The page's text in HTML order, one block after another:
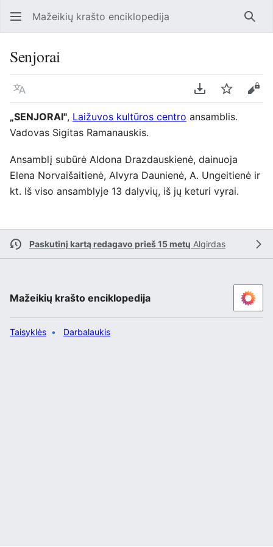
Mažeikių krašto enciklopedija
Senjorai
Kalba Parsisiųsti kaip
Stebėti
„SENJORAI", Laižuvos kultūros centro ansamblis.
Vadovas Sigitas Ramanauskis.
Ansamblį subūrė Aldona Drazdauskienė, dainuoja
Elena Norvaišaitienė, Alvyra Daunienė, A. Ungeitienė ir
kt. Iš viso ansamblyje 13 dalyvių, iš jų keturi vyrai.
Paskutinį kartą redagavo prieš 15 metų Algirdas
Mažeikių krašto enciklopedija
Taisyklės Darbalaukis